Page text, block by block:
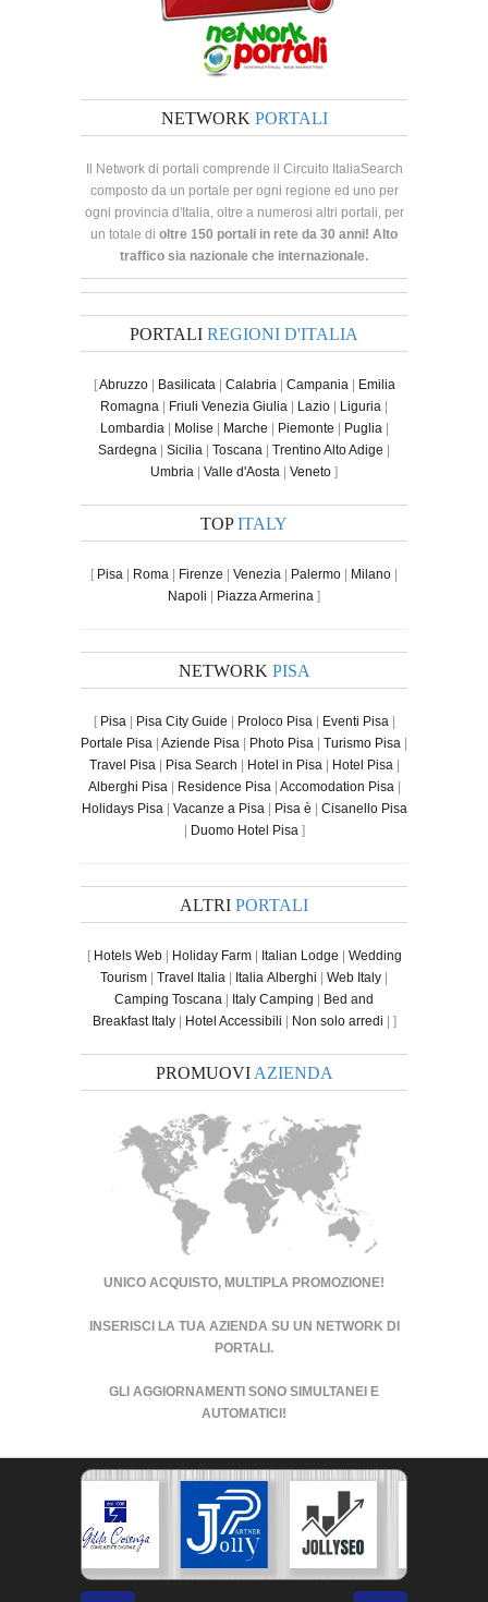
NETWORK PORTALI
Il Network di portali comprende il Circuito ItaliaSearch
composto da un portale per ogni regione ed uno per
ogni provincia d'Italia, oltre a numerosi altri portali, per
un totale di oltre 150 portali in rete da 30 anni! Alto
traffico sia nazionale che internazionale.
PORTALI REGIONI D'ITALIA
[Abruzzo| Basilicata | Calabria | Campania | Emilia
Romagna | Friuli Venezia Giulia | Lazio | Liguria |
Lombardia | Molise | Marche | Piemonte | Puglia |
Sardegna | Sicilia | Toscana | Trentino Alto Adige |
Umbria | Valle d'Aosta | Veneto ]
TOPITALY
[ Pisa | Roma | Firenze | Venezia | Palermo | Milano |
Napoli | Piazza Armerina ]
NETWORK PISA
[ Pisa | Pisa City Guide | Proloco Pisa | Eventi Pisa |
Portale Pisa | Aziende Pisa | Photo Pisa | Turismo Pisa |
Travel Pisa | Pisa Search | Hotel in Pisa | Hotel Pisa |
Alberghi Pisa | Residence Pisa | Accomodation Pisa |
Holidays Pisa | Vacanze a Pisa | Pisa è | Cisanello Pisa
| Duomo Hotel Pisa ]
ALTRI PORTALI
[ Hotels Web| Holiday Farm| Italian Lodge | Wedding
Tourism | Travel Italia | Italia Alberghi | Web Italy |
Camping Toscana | Italy Camping | Bed and
Breakfast Italy| Hotel Accessibili | Non solo arredi | ]
PROMUOVI AZIENDA
UNICO ACQUISTO, MULTIPLA PROMOZIONE!
INSERISCI LA TUA AZIENDA SU UN NETWORK DI
PORTALI.
GLI AGGIORNAMENTI SONO SIMULTANEI E
AUTOMATICI!